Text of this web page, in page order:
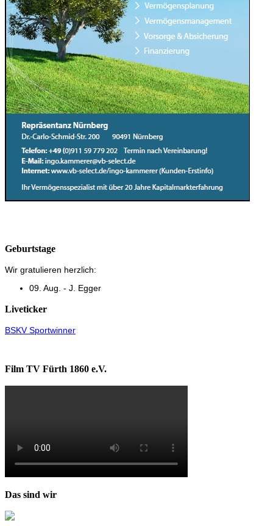
Geburtstage
Wir gratulieren herzlich:
09. Aug. - J. Egger
Liveticker
BSKV Sportwinner
Film TV Fürth 1860 e.V.
Das sind wir